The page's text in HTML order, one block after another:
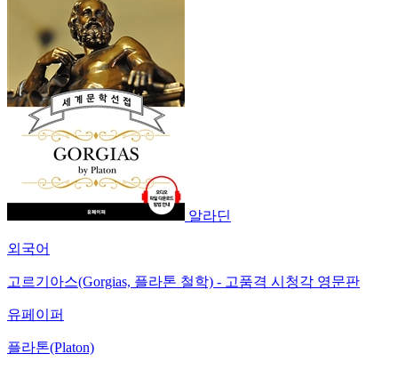
알라딘
외국어
고르기아스(Gorgias, 플라톤 철학) - 고품격 시청각 영문판
유페이퍼
플라톤(Platon)